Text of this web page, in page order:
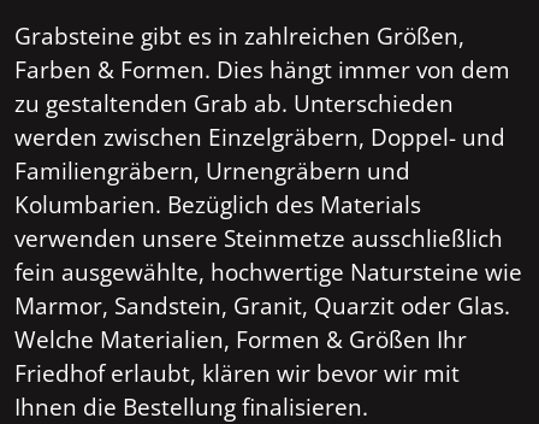
Grabsteine gibt es in zahlreichen Größen,
Farben & Formen. Dies hängt immer von dem
zu gestaltenden Grab ab. Unterschieden
werden zwischen Einzelgräbern, Doppel- und
Familiengräbern, Urnengräbern und
Kolumbarien. Bezüglich des Materials
verwenden unsere Steinmetze ausschließlich
fein ausgewählte, hochwertige Natursteine wie
Marmor, Sandstein, Granit, Quarzit oder Glas.
Welche Materialien, Formen & Größen Ihr
Friedhof erlaubt, klären wir bevor wir mit
Ihnen die Bestellung finalisieren.